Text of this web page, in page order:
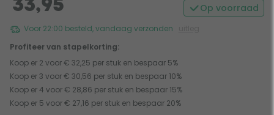
33,95 Op voorraad
Voor 22:00 besteld, vandaag verzonden
Profiteer van stapelkorting:
Koop er 2 voor € 32,25 per stuk en bespaar 5%
Koop er 3 voor € 30,56 per stuk en bespaar 10%
Koop er 4 voor € 28,86 per stuk en bespaar 15%
Koop er 5 voor € 27,16 per stuk en bespaar 20%